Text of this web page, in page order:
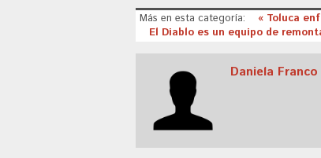
Más en esta categoría:
« Toluca
El Diablo es un equipo de
Daniela Franco